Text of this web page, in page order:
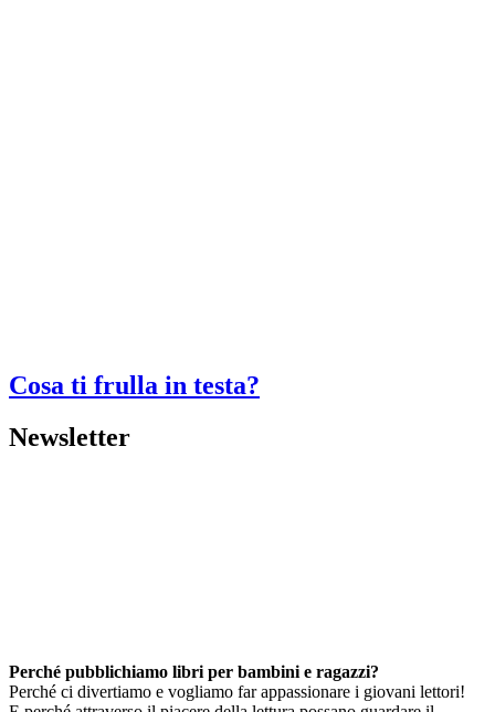
Cosa ti frulla in testa?
Newsletter
Perché pubblichiamo libri per bambini e ragazzi?
Perché ci divertiamo e vogliamo far appassionare i giovani lettori!